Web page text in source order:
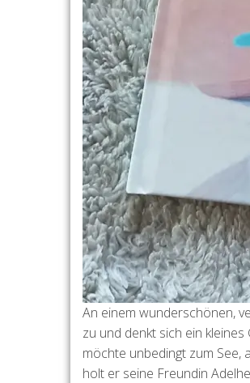
An einem wunderschönen,
zu und denkt sich ein
möchte unbedingt zum See,
holt er seine Freundin